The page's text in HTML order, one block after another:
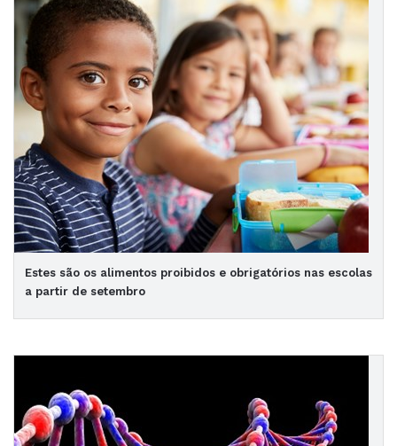
Estes são os alimentos proibidos e obrigatórios nas escolas
a partir de setembro